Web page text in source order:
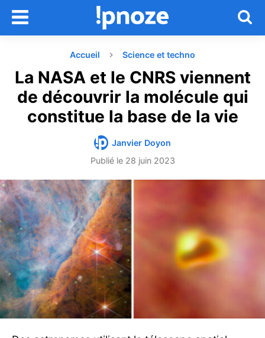
Accueil Science et techno
La NASA et le CNRS viennent
de découvrir la molécule qui
constitue la base de la vie
Janvier Doyon
Publié le 28 juin 2023